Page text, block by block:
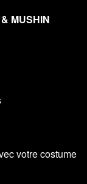
MUSHIN
votre costume